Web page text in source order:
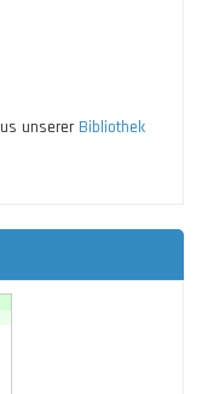
unserer Bibliothek